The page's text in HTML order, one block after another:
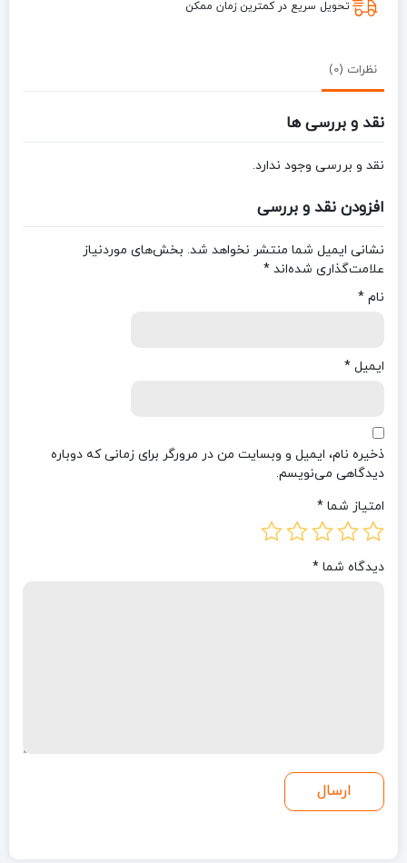
تحویل سریع در کمترین زمان ممکن
نظرات (0)
نقد و بررسی ها
نقد و بررسی وجود ندارد.
افزودن نقد و بررسی
نشانی ایمیل شما منتشر نخواهد شد. بخش‌های موردنیاز
علامت‌گذاری شده‌اند *
نام *
ایمیل *
ذخیره نام، ایمیل و وبسایت من در مرورگر برای زمانی که دوباره
دیدگاهی می‌نویسم.
امتیاز شما *
دیدگاه شما *